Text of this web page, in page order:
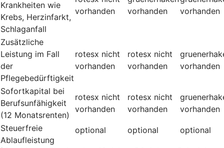
Krankheiten wie
Krebs, Herzinfarkt,
Schlaganfall
vorhanden
vorhanden
vorhanden
Zusätzliche
Leistung im Fall
der
Pflegebedürftigkeit
rotesx nicht
vorhanden
rotesx nicht
vorhanden
vorhanden
Sofortkapital bei
Berufsunfähigkeit
(12 Monatsrenten)
rotesx nicht
vorhanden
rotesx nicht
vorhanden
vorhanden
Steuerfreie
Ablaufleistung
optional optional optional